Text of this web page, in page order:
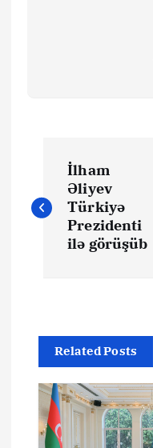
a
v
İlham
Əliyev
Türkiyə
Prezidenti
ilə görüşüb
Related Posts